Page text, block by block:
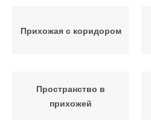
Прихожая с коридором
Пространство в
прихожей